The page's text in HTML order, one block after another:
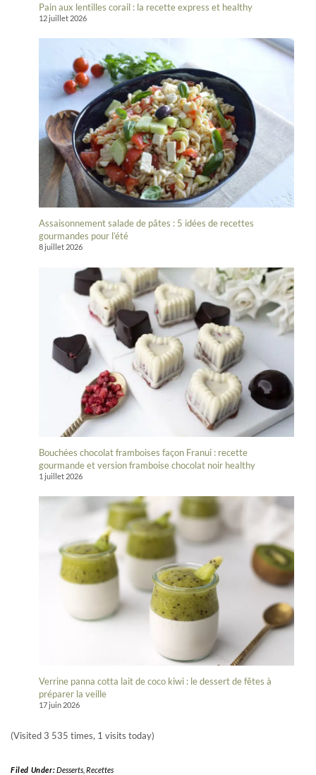
Pain aux lentilles corail : la recette express et healthy
12 juillet 2026
Assaisonnement salade de pâtes : 5 idées de recettes
gourmandes pour l’été
8 juillet 2026
Bouchées chocolat framboises façon Franui : recette
gourmande et version framboise chocolat noir healthy
1 juillet 2026
Verrine panna cotta lait de coco kiwi : le dessert de fêtes à
préparer la veille
17 juin 2026
(Visited 3 535 times, 1 visits today)
Filed Under:Desserts, Recettes